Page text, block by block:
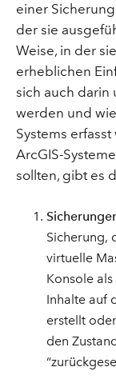
einer
der sie
Weise, in der
erheblichen
sich auch darin
werden und
Systems
ArcGIS-
sollten, gibt es
Sicherung,
virtuelle
Konsole
Inhalte auf
erstellt
den